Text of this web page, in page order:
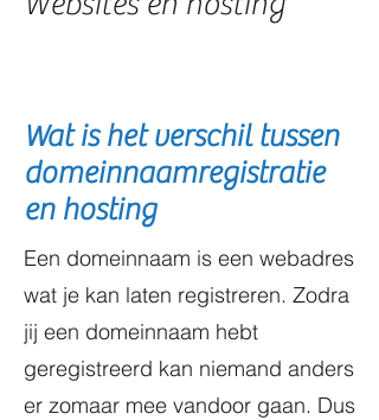
Wat is het verschil tussen
domeinnaamregistratie
en hosting
Een domeinnaam is een webadres
wat je kan laten registreren. Zodra
jij een domeinnaam hebt
geregistreerd kan niemand anders
er zomaar mee vandoor gaan. Dus